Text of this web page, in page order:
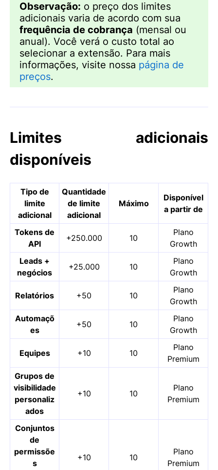
Observação: o preço dos limites
adicionais varia de acordo com sua
frequência de cobrança (mensal ou
anual). Você verá o custo total ao
selecionar a extensão. Para mais
informações, visite nossa página de
preços.
Limites adicionais
disponíveis
Tipo de
limite
adicional
Quantidade
de limite
adicional
Máximo
Disponível
a partir de
Tokens de
API
+250.000 10
Plano
Growth
Leads +
negócios
+25.000 10
Plano
Growth
Relatórios +50 10
Plano
Growth
Automaçõ
es
+50 10
Plano
Growth
Equipes +10 10
Plano
Premium
Grupos de
visibilidade
personaliz
ados
+10 10
Plano
Premium
Conjuntos
de
permissõe
s
+10 10
Plano
Premium